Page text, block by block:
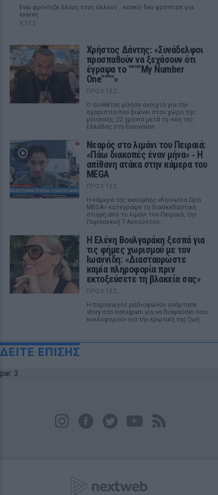
Ενώ φρόντιζε όλους τους άλλους... κανείς δεν φρόντισε για
εκείνη
ΧΤΕΣ
Χρήστος Δάντης: «Συνάδελφοι
προσπαθούν να ξεχάσουν ότι
έγραψα το """"My Number
One""""»
ΠΡΟΧΤΈΣ
Ο συνθέτης μίλησε ανοιχτά για την
αχαριστία που βιώνει στον χώρο της
μουσικής, 22 χρόνια μετά τη νίκη της
Ελλάδας στη Eurovision.
Νεαρός στο λιμάνι του Πειραιά:
«Πάω διακοπές έναν μήνα» ‑ Η
απίθανη ατάκα στην κάμερα του
MEGA
ΠΡΟΧΤΈΣ
Η κάμερα της εκπομπής «Κοινωνία Ώρα
MEGA» κατέγραψε τη διασκεδαστική
στιγμή από το λιμάνι του Πειραιά, την
Παρασκευή 7 Αυγούστου.
Η Ελένη Βουλγαράκη ξεσπά για
τις φήμες χωρισμού με τον
Ιωαννίδη: «Διασταυρώστε
καμία πληροφορία πριν
εκτοξεύσετε τη βλακεία σας»
ΠΡΟΧΤΈΣ
Η παραγωγός ραδιοφώνου ανάρτησε
story στο Instagram για να διαψεύσει όσα
κυκλοφορούν για την ερωτική της ζωή
ΔΕΙΤΕ ΕΠΙΣΗΣ
par: 3